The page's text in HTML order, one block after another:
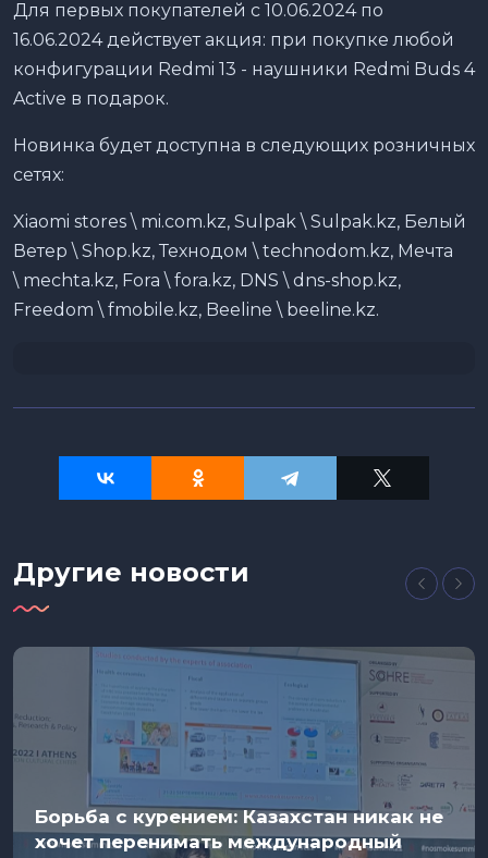
Для первых покупателей с 10.06.2024 по
16.06.2024 действует акция: при покупке любой
конфигурации Redmi 13 - наушники Redmi Buds 4
Active в подарок.
Новинка будет доступна в следующих розничных
сетях:
Xiaomi stores \ mi.com.kz, Sulpak \ Sulpak.kz, Белый
Ветер \ Shop.kz, Технодом \ technodom.kz, Мечта
\ mechta.kz, Fora \ fora.kz, DNS \ dns-shop.kz,
Freedom \ fmobile.kz, Beeline \ beeline.kz.
Другие новости
Борьба с курением: Казахстан никак не
хочет перенимать международный